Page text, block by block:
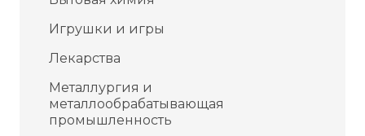
Игрушки и игры
Лекарства
Металлургия и
металлообрабатывающая
промышленность